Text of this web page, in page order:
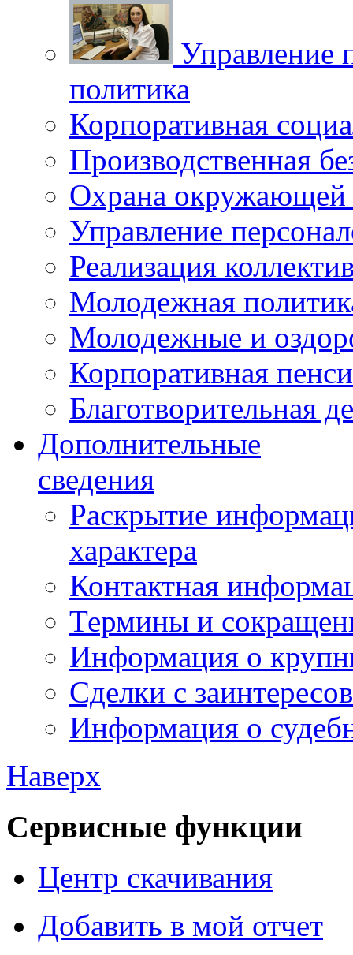
Управление
политика
Корпоративная
Производственная
Охрана окружающей
Управление
Реализация
Молодежная
Молодежные и
Корпоративная
Благотворительная
Дополнительные
сведения
Раскрытие
характера
Контактная
Термины и
Информация о
Сделки с
Информация о
Наверх
Сервисные функции
Центр скачивания
Добавить в мой отчет